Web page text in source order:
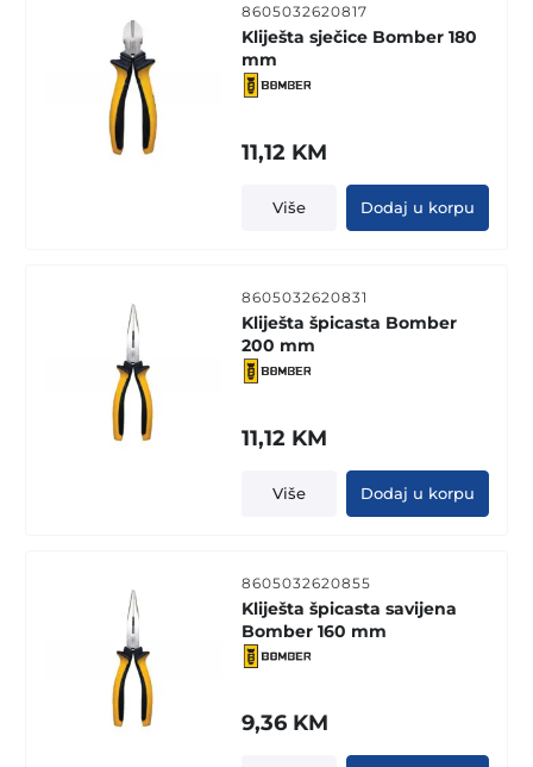
8605032620817
Kliješta sječice Bomber 180
mm
11,12 KM
Više Dodaj u korpu
8605032620831
Kliješta špicasta Bomber
200 mm
11,12 KM
Više Dodaj u korpu
8605032620855
Kliješta špicasta savijena
Bomber 160 mm
9,36 KM